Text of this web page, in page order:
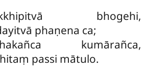
bhogehi,
phaṇena ca;
kumārañca,
passi mātulo.